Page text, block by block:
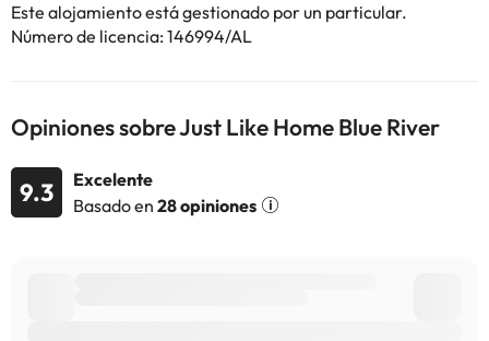
Algunos de los servicios detallados pueden ser de pago. Puedes
consultar sus tarifas directamente en el establecimiento. Toda la
Este alojamiento está gestionado por un particular.
Número de licencia: 146994/AL
Opiniones sobre Just Like Home Blue River
9.3
Excelente
Basado en 28 opiniones